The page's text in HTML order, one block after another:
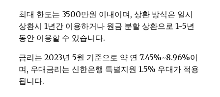
최대 한도는 3500만원 이내이며, 상환 방식은 일시
상환시 1년간 이용하거나 원금 분할 상환으로 1~5년
동안 이용할 수 있습니다.
금리는 2023년 5월 기준으로 약 연 7.45%~8.96%이
며, 우대금리는 신한은행 특별지원 1.5% 우대가 적용
됩니다.